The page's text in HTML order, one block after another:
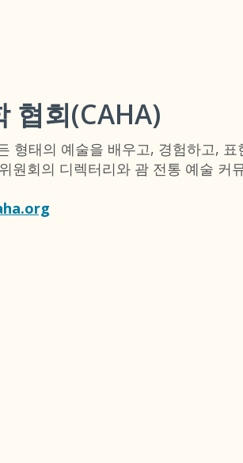
협회(CAHA)
태의 예술을 배우고, 경험하고,
회의 디렉터리와 괌 전통 예술 커